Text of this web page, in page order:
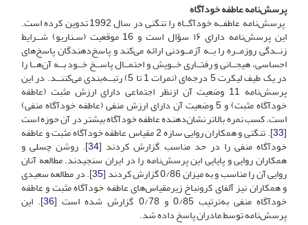
پرسش‌نامه عاطفه خودآگاه
پرسش‌نامه عاطفــه خودآگــاه را تنگنی در سال 1992 تدوین کرده است.
این پرسش‌نامه دارای ۱۶ سؤال است و 16 موقعیت (سـناریو) شــرایط
زنــدگی روزمــره را بــه آزمــودنی ارائه می‌کند و پاسخ‌دهندگان پاسخ‌های
احساسی، هیجــانی و رفتــاری خــویش و احتمــال پاســخ خــود بــه آن‌هــا را
در یک طیف لیکرت 5 درجه‌ای (نمرات 1 تا 5) رتبــه‌بندی می‌کننــد. در این
پرسش‌نامه 11 وضعیت آن ازنظر اجتماعی دارای ارزش مثبت (عاطفه
خودآگاه مثبت) و 5 وضعیت آن دارای ارزش منفی (عاطفه خودآگاه منفی)
است. کسب نمره بالاتر نشان‌دهنده عاطفه خودآگاه بیشتر در آن حوزه است
[
33 ]. تنگنی و همکاران روایی سازه 2 مقیاس عاطفه خودآگاه مثبت و عاطفه
خودآگاه منفی را در حد مناسب گزارش کردند [34]. روشن چسلی و
همکاران روایی و پایایی این پرسش‌نامه را در ایران سنجیدند. مطالعه آنان
روایی آن را مناسب و به میزان 0/86 گزارش کردند [ 35]. در مطالعه سعیدی
و همکاران نیز آلفای کرونباخ زیرمقیاس‌های عاطفه خودآگاه مثبت و عاطفه
خودآگاه منفی به‌ترتیب 0/85 و 0/78 گزارش شده است [ 36]. این
پرسش‌نامه توسط مادران پاسخ داده شد.